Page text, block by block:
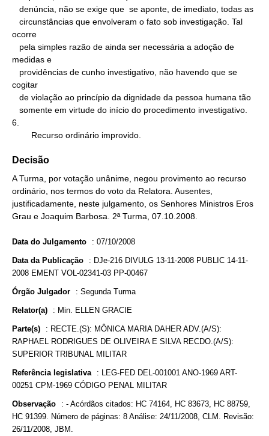
ocorre
medidas e
cogitar
6.
        Recurso ordinário improvido.
Decisão
A Turma, por votação unânime, negou provimento ao recurso
ordinário, nos termos do voto da Relatora. Ausentes,
justificadamente, neste julgamento, os Senhores Ministros Eros
Grau e Joaquim Barbosa. 2ª Turma, 07.10.2008.
Data do Julgamento : 07/10/2008
Data da Publicação : DJe-216 DIVULG 13-11-2008 PUBLIC 14-11-
2008 EMENT VOL-02341-03 PP-00467
Órgão Julgador : Segunda Turma
Relator(a) : Min. ELLEN GRACIE
Parte(s) : RECTE.(S): MÔNICA MARIA DAHER ADV.(A/S):
RAPHAEL RODRIGUES DE OLIVEIRA E SILVA RECDO.(A/S):
SUPERIOR TRIBUNAL MILITAR
Referência legislativa : LEG-FED DEL-001001 ANO-1969 ART-
00251 CPM-1969 CÓDIGO PENAL MILITAR
Observação : - Acórdãos citados: HC 74164, HC 83673, HC 88759,
HC 91399. Número de páginas: 8 Análise: 24/11/2008, CLM. Revisão:
26/11/2008, JBM.